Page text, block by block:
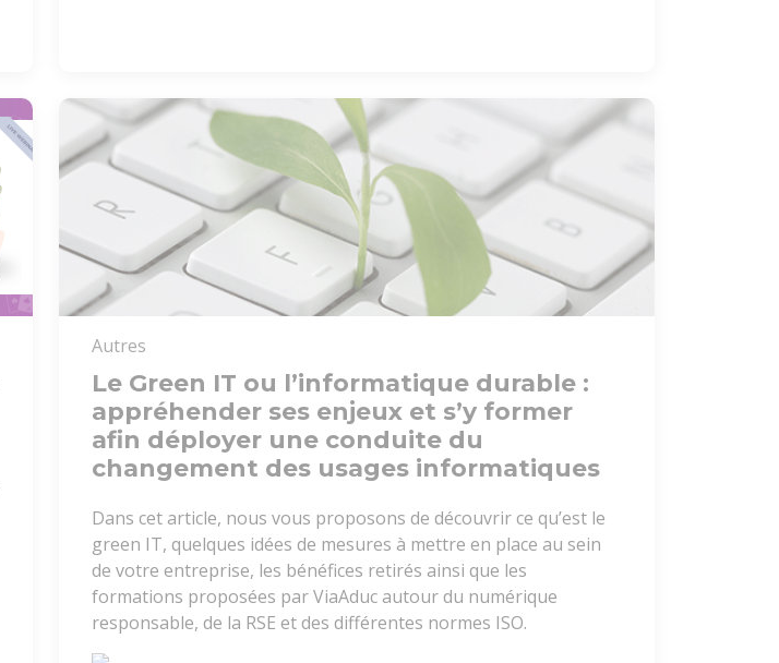
Autres
Le Green IT ou l’informatique durable :
appréhender ses enjeux et s’y former
afin déployer une conduite du
changement des usages informatiques
Dans cet article, nous vous proposons de découvrir ce qu’est le
green IT, quelques idées de mesures à mettre en place au sein
de votre entreprise, les bénéfices retirés ainsi que les
formations proposées par ViaAduc autour du numérique
responsable, de la RSE et des différentes normes ISO.